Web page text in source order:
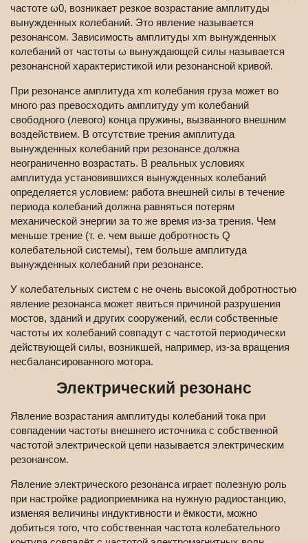
частоте ω0, возникает резкое возрастание амплитуды
вынужденных колебаний. Это явление называется
резонансом. Зависимость амплитуды xm вынужденных
колебаний от частоты ω вынуждающей силы называется
резонансной характеристикой или резонансной кривой.
При резонансе амплитуда xm колебания груза может во
много раз превосходить амплитуду ym колебаний
свободного (левого) конца пружины, вызванного внешним
воздействием. В отсутствие трения амплитуда
вынужденных колебаний при резонансе должна
неограниченно возрастать. В реальных условиях
амплитуда установившихся вынужденных колебаний
определяется условием: работа внешней силы в течение
периода колебаний должна равняться потерям
механической энергии за то же время из-за трения. Чем
меньше трение (т. е. чем выше добротность Q
колебательной системы), тем больше амплитуда
вынужденных колебаний при резонансе.
У колебательных систем с не очень высокой добротностью
явление резонанса может явиться причиной разрушения
мостов, зданий и других сооружений, если собственные
частоты их колебаний совпадут с частотой периодически
действующей силы, возникшей, например, из-за вращения
несбалансированного мотора.
Электрический резонанс
Явление возрастания амплитуды колебаний тока при
совпадении частоты внешнего источника с собственной
частотой электрической цепи называется электрическим
резонансом.
Явление электрического резонанса играет полезную роль
при настройке радиоприемника на нужную радиостанцию,
изменяя величины индуктивности и ёмкости, можно
добиться того, что собственная частота колебательного